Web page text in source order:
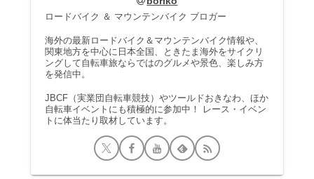
ロードバイク ＆ マウンテンバイク ブロガー
海外の最新ロードバイク＆マウンテンバイク情報や、
関東地方を中心に日本全国、ときたま海外をサイクリ
ングして自転車旅ならではのグルメや景色、楽しみ方
を発信中。
JBCF（実業団自転車競技）やツールドおきなわ、ほか
自転車イベントにも積極的に参加中！ レース・イベン
トに体当たり取材しています。